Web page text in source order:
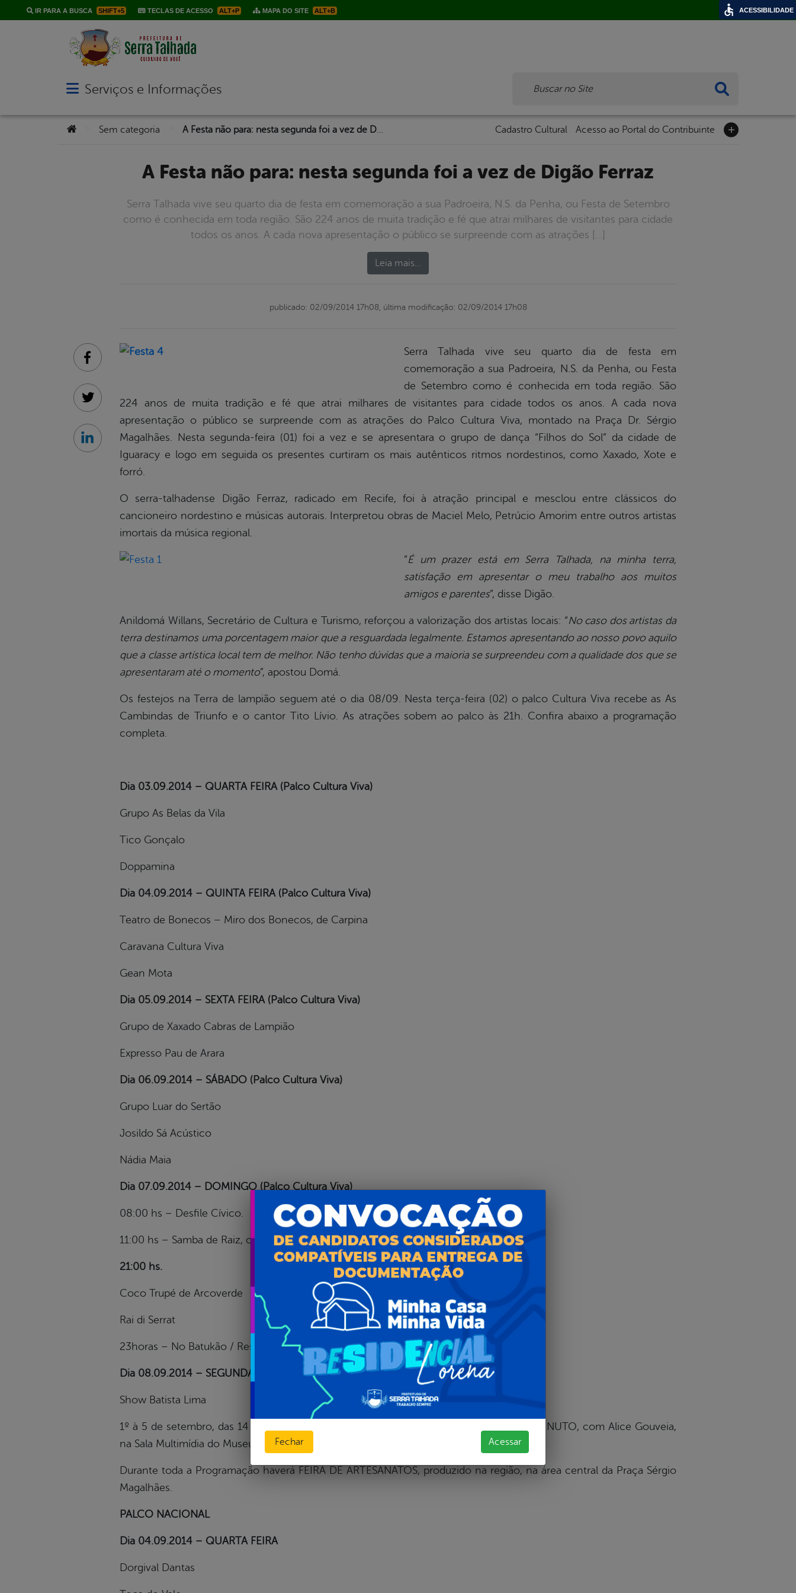
IR PARA A BUSCA SHIFT+5 TECLAS DE ACESSO ALT+P MAPA DO SITE ALT+B
Abrir menu principal de navegação
Serviços e Informações
Você está aqui:Sem categoria Cadastro Cultural Acesso ao Portal do Contribuinte
A Festa não para: nesta segunda foi a vez de Digão Ferraz
Serra Talhada vive seu quarto dia de festa em comemoração a sua Padroeira, N.S. da Penha, ou Festa de Setembro
como é conhecida em toda região. São 224 anos de muita tradição e fé que atrai milhares de visitantes para cidade
todos os anos. A cada nova apresentação o público se surpreende com as atrações […]
Leia mais…
publicado: 02/09/2014 17h08, última modificação: 02/09/2014 17h08
Serra Talhada vive seu quarto dia de festa em
comemoração a sua Padroeira, N.S. da Penha, ou Festa
de Setembro como é conhecida em toda região. São
224 anos de muita tradição e fé que atrai milhares de visitantes para cidade todos os anos. A cada nova
apresentação o público se surpreende com as atrações do Palco Cultura Viva, montado na Praça Dr. Sérgio
Magalhães. Nesta segunda-feira (01) foi a vez e se apresentara o grupo de dança “Filhos do Sol” da cidade de
Iguaracy e logo em seguida os presentes curtiram os mais autênticos ritmos nordestinos, como Xaxado, Xote e
forró.
O serra-talhadense Digão Ferraz, radicado em Recife, foi à atração principal e mesclou entre clássicos do
cancioneiro nordestino e músicas autorais. Interpretou obras de Maciel Melo, Petrúcio Amorim entre outros artistas
imortais da música regional.
“É um prazer está em Serra Talhada, na minha terra,
satisfação em apresentar o meu trabalho aos muitos
amigos e parentes”, disse Digão.
Anildomá Willans, Secretário de Cultura e Turismo, reforçou a valorização dos artistas locais: “No caso dos artistas da
terra destinamos uma porcentagem maior que a resguardada legalmente. Estamos apresentando ao nosso povo aquilo
que a classe artística local tem de melhor. Não tenho dúvidas que a maioria se surpreendeu com a qualidade dos que se
apresentaram até o momento”, apostou Domá.
Os festejos na Terra de lampião seguem até o dia 08/09. Nesta terça-feira (02) o palco Cultura Viva recebe as As
Cambindas de Triunfo e o cantor Tito Lívio. As atrações sobem ao palco às 21h. Confira abaixo a programação
completa.
Dia 03.09.2014 – QUARTA FEIRA (Palco Cultura Viva)
Grupo As Belas da Vila
Tico Gonçalo
Doppamina
Dia 04.09.2014 – QUINTA FEIRA (Palco Cultura Viva)
Teatro de Bonecos – Miro dos Bonecos, de Carpina
Caravana Cultura Viva
Gean Mota
Dia 05.09.2014 – SEXTA FEIRA (Palco Cultura Viva)
Grupo de Xaxado Cabras de Lampião
Expresso Pau de Arara
Dia 06.09.2014 – SÁBADO (Palco Cultura Viva)
Grupo Luar do Sertão
Josildo Sá Acústico
Nádia Maia
Dia 07.09.2014 – DOMINGO (Palco Cultura Viva)
08:00 hs – Desfile Cívico.
11:00 hs – Samba de Raiz, com Kakazinho.
21:00 hs.
Coco Trupé de Arcoverde
Rai di Serrat
23horas – No Batukão / Restaurante Aristania: Orquestra Super Oara
Dia 08.09.2014 – SEGUNDA FEIRA (Palco Cultura Viva)
Show Batista Lima
1º à 5 de setembro, das 14 às 17 horas: OFICINA DE CINEMA – REALIZANDO EM UM MINUTO, com Alice Gouveia,
na Sala Multimídia do Museu do Cangaço.
Durante toda a Programação haverá FEIRA DE ARTESANATOS, produzido na região, na área central da Praça Sérgio
Magalhães.
PALCO NACIONAL
Dia 04.09.2014 – QUARTA FEIRA
Dorgival Dantas
Facebook
Twitter
Linkedin
Fechar Acessar
ACESSIBILIDADE